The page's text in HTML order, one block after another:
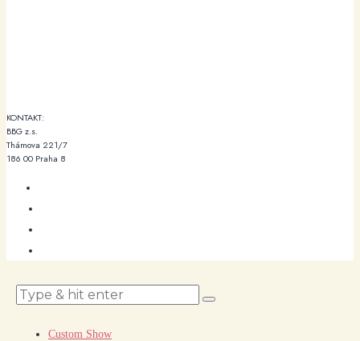
KONTAKT:
BBG z.s.
Thámova 221/7
186 00 Praha 8
Custom Show